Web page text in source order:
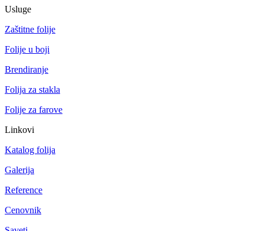
Usluge
Zaštitne folije
Folije u boji
Brendiranje
Folija za stakla
Folije za farove
Linkovi
Katalog folija
Galerija
Reference
Cenovnik